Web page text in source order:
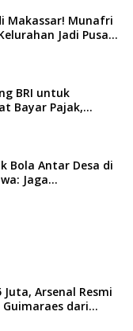
Makassar! Munafri
Jadi Pusat
BRI untuk
Bayar Pajak,
Bola Antar Desa di
Jaga
Arsenal Resmi
dari